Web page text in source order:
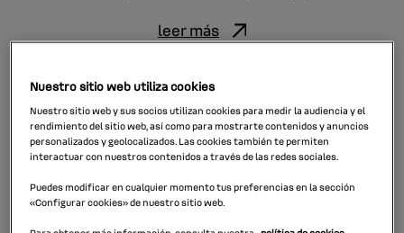
leer más
Nuestro sitio web utiliza cookies
Nuestro sitio web y sus socios utilizan cookies para medir la audiencia y el
rendimiento del sitio web, así como para mostrarte contenidos y anuncios
personalizados y geolocalizados. Las cookies también te permiten
interactuar con nuestros contenidos a través de las redes sociales.
Puedes modificar en cualquier momento tus preferencias en la sección
«Configurar cookies» de nuestro sitio web.